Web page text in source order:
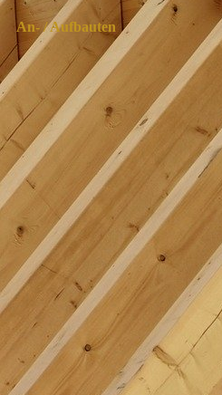
An- / Aufbauten